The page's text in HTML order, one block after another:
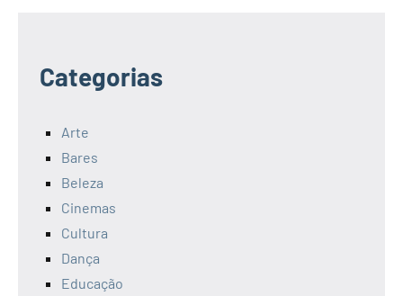
Categorias
Arte
Bares
Beleza
Cinemas
Cultura
Dança
Educação